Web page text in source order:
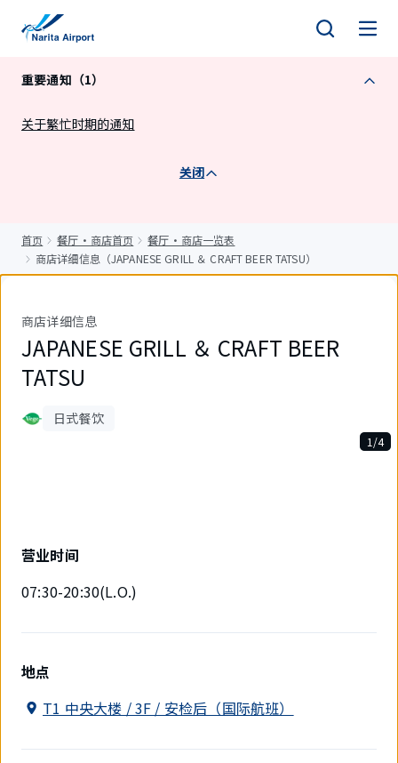
重要通知（1）
关于繁忙时期的通知
关闭
首页 餐厅・商店首页
餐厅・商店一览表
商店详细信息（JAPANESE GRILL ＆ CRAFT BEER TATSU）
商店详细信息
JAPANESE GRILL ＆ CRAFT BEER
TATSU
日式餐饮
件。
1/4
营业时间
07:30-20:30(L.O.)
地点
T1 中央大楼 / 3F / 安检后（国际航班）